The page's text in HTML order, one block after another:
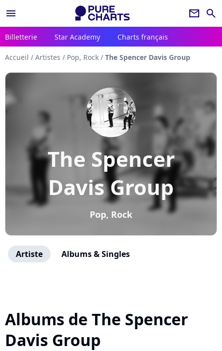
menu newsletter search
Billetterie Star Academy Charts français
Accueil / Artistes / Pop, Rock / The Spencer Davis Group
The Spencer
Davis Group
Pop, Rock
Artiste Albums & Singles
Albums de The Spencer
Davis Group